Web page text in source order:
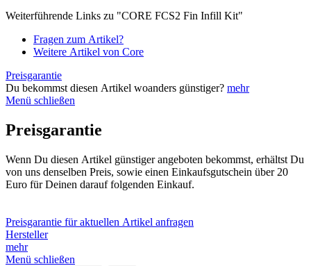
Weiterführende Links zu "CORE FCS2 Fin Infill Kit"
Fragen zum Artikel?
Weitere Artikel von Core
Preisgarantie
Du bekommst diesen Artikel woanders günstiger? mehr
Menü schließen
Preisgarantie
Wenn Du diesen Artikel günstiger angeboten bekommst, erhältst Du
von uns denselben Preis, sowie einen Einkaufsgutschein über 20
Euro für Deinen darauf folgenden Einkauf.
Preisgarantie für aktuellen Artikel anfragen
Hersteller
mehr
Menü schließen